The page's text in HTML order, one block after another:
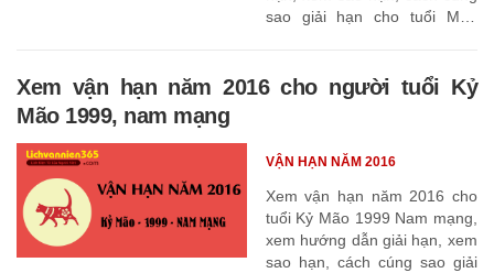
sao giải hạn cho tuổi Mậu
Xem vận hạn năm 2016 cho người tuổi Kỷ
Mão 1999, nam mạng
Xem vận hạn năm 2016 cho
tuổi Kỷ Mão 1999 Nam mạng,
xem hướng dẫn giải hạn, xem
sao hạn, cách cúng sao giải
VẬN HẠN NĂM 2016